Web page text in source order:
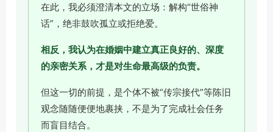
在此，我必须澄清本文的立场：解构“世俗神
话”，绝非鼓吹孤立或拒绝爱。
相反，我认为在婚姻中建立真正良好的、深度
的亲密关系，才是对生命最高级的负责。
但这一切的前提，是个体不被“传宗接代”等陈旧
观念随随便便地裹挟，不是为了完成社会任务
而盲目结合。